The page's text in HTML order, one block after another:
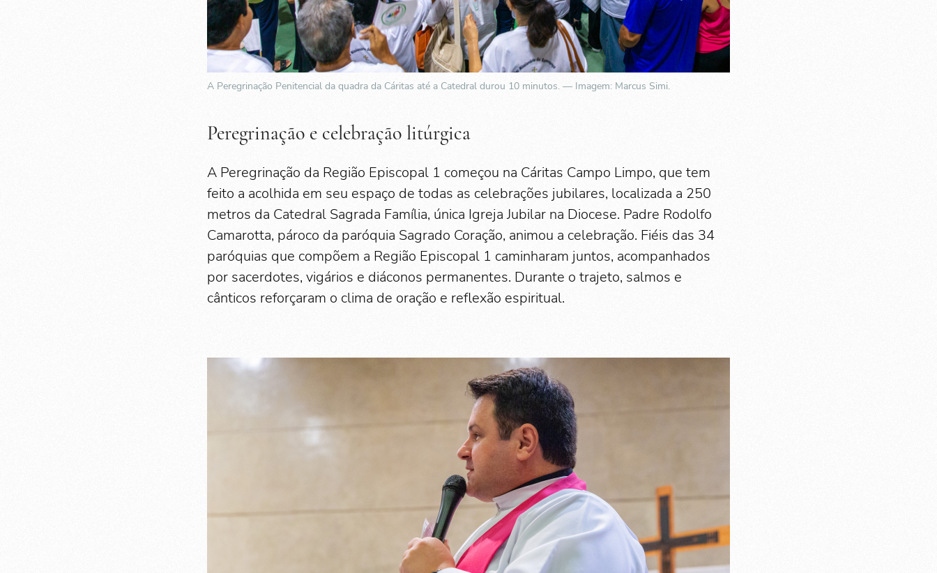
A Peregrinação Penitencial da quadra da Cáritas até a Catedral durou 10 minutos. — Imagem: Marcus Simi.
Peregrinação e celebração litúrgica
A Peregrinação da Região Episcopal 1 começou na Cáritas Campo Limpo, que tem
feito a acolhida em seu espaço de todas as celebrações jubilares, localizada a 250
metros da Catedral Sagrada Família, única Igreja Jubilar na Diocese. Padre Rodolfo
Camarotta, pároco da paróquia Sagrado Coração, animou a celebração. Fiéis das 34
paróquias que compõem a Região Episcopal 1 caminharam juntos, acompanhados
por sacerdotes, vigários e diáconos permanentes. Durante o trajeto, salmos e
cânticos reforçaram o clima de oração e reflexão espiritual.